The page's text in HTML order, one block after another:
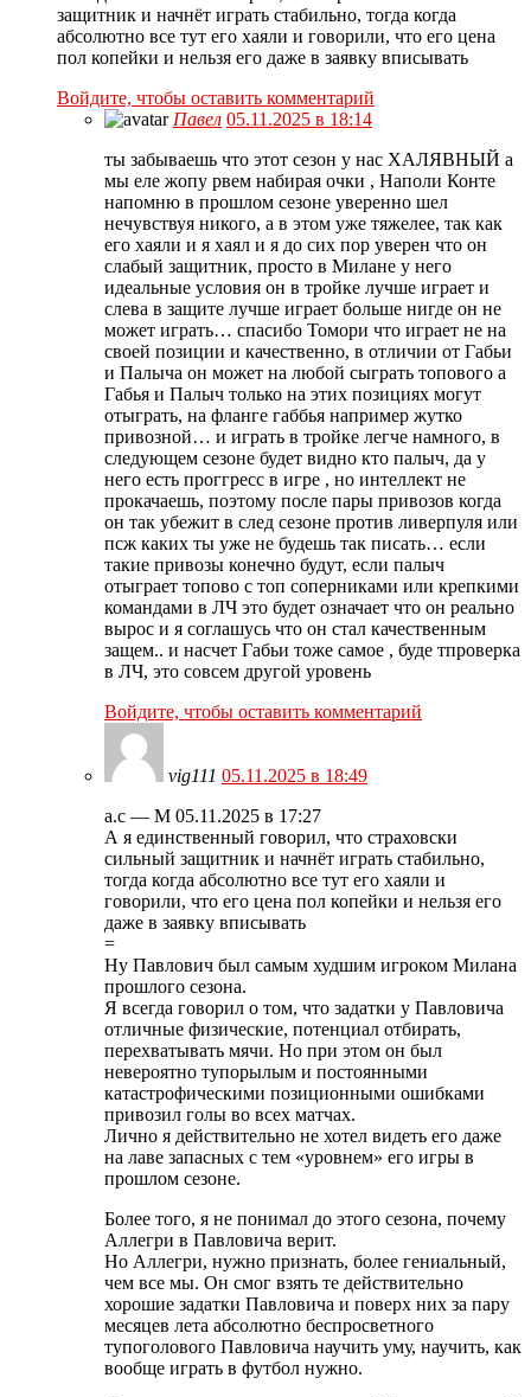
защитник и начнёт играть стабильно, тогда когда
абсолютно все тут его хаяли и говорили, что его цена
пол копейки и нельзя его даже в заявку вписывать
Войдите, чтобы оставить комментарий
Павел 05.11.2025 в 18:14
ты забываешь что этот сезон у нас ХАЛЯВНЫЙ а
мы еле жопу рвем набирая очки , Наполи Конте
напомню в прошлом сезоне уверенно шел
нечувствуя никого, а в этом уже тяжелее, так как
его хаяли и я хаял и я до сих пор уверен что он
слабый защитник, просто в Милане у него
идеальные условия он в тройке лучше играет и
слева в защите лучше играет больше нигде он не
может играть… спасибо Томори что играет не на
своей позиции и качественно, в отличии от Габьи
и Палыча он может на любой сыграть топового а
Габья и Палыч только на этих позициях могут
отыграть, на фланге габбья например жутко
привозной… и играть в тройке легче намного, в
следующем сезоне будет видно кто палыч, да у
него есть проггресс в игре , но интеллект не
прокачаешь, поэтому после пары привозов когда
он так убежит в след сезоне против ливерпуля или
псж каких ты уже не будешь так писать… если
такие привозы конечно будут, если палыч
отыграет топово с топ соперниками или крепкими
командами в ЛЧ это будет означает что он реально
вырос и я соглашусь что он стал качественным
защем.. и насчет Габьи тоже самое , буде тпроверка
в ЛЧ, это совсем другой уровень
Войдите, чтобы оставить комментарий
vig111 05.11.2025 в 18:49
а.с — М 05.11.2025 в 17:27
А я единственный говорил, что страховски
сильный защитник и начнёт играть стабильно,
тогда когда абсолютно все тут его хаяли и
говорили, что его цена пол копейки и нельзя его
даже в заявку вписывать
=
Ну Павлович был самым худшим игроком Милана
прошлого сезона.
Я всегда говорил о том, что задатки у Павловича
отличные физические, потенциал отбирать,
перехватывать мячи. Но при этом он был
невероятно тупорылым и постоянными
катастрофическими позиционными ошибками
привозил голы во всех матчах.
Лично я действительно не хотел видеть его даже
на лаве запасных с тем «уровнем» его игры в
прошлом сезоне.
Более того, я не понимал до этого сезона, почему
Аллегри в Павловича верит.
Но Аллегри, нужно признать, более гениальный,
чем все мы. Он смог взять те действительно
хорошие задатки Павловича и поверх них за пару
месяцев лета абсолютно беспросветного
тупоголового Павловича научить уму, научить, как
вообще играть в футбол нужно.